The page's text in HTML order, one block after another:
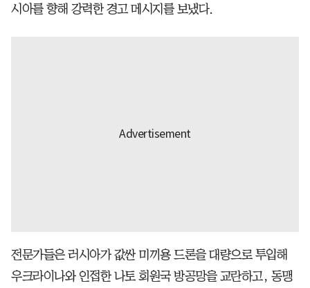
시아를 향해 강력한 경고 메시지를 보냈다.
전문가들은 러시아가 값싼 미끼용 드론을 대량으로 투입해
우크라이나와 인접한 나토 회원국 방공망을 교란하고, 동맹